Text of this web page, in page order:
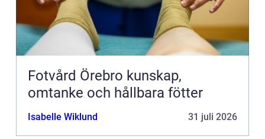
Fotvård Örebro kunskap,
omtanke och hållbara fötter
Isabelle Wiklund 31 juli 2026